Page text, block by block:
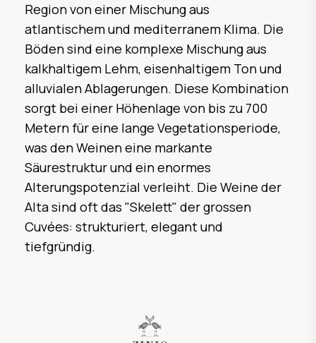
Region von einer Mischung aus
atlantischem und mediterranem Klima. Die
Böden sind eine komplexe Mischung aus
kalkhaltigem Lehm, eisenhaltigem Ton und
alluvialen Ablagerungen. Diese Kombination
sorgt bei einer Höhenlage von bis zu 700
Metern für eine lange Vegetationsperiode,
was den Weinen eine markante
Säurestruktur und ein enormes
Alterungspotenzial verleiht. Die Weine der
Alta sind oft das "Skelett" der grossen
Cuvées: strukturiert, elegant und
tiefgründig.